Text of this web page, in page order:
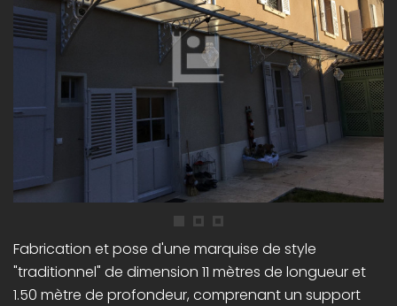
NOSRÉFÉRENCES
ACTUALITÉS/ PRESSE
CONTACT
Fabrication et pose d'une marquise de style
"traditionnel" de dimension 11 mètres de longueur et
1.50 mètre de profondeur, comprenant un support